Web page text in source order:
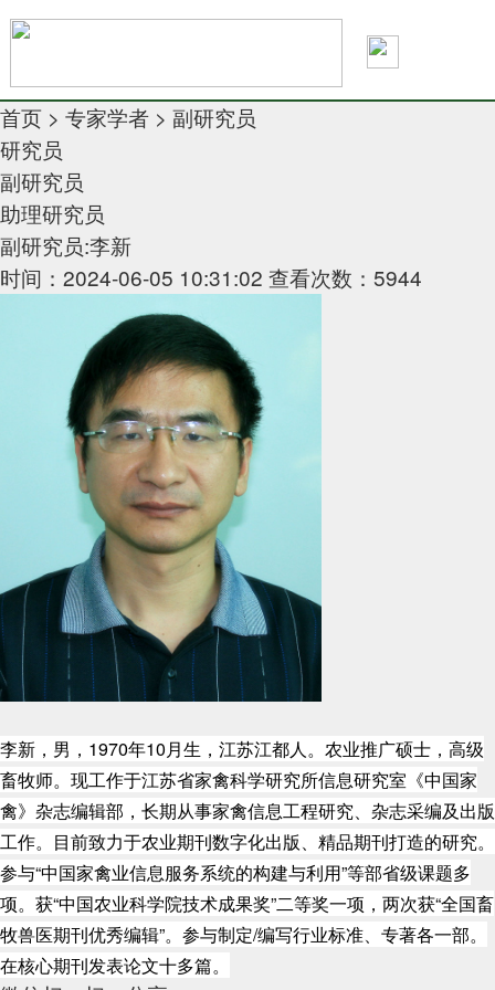
首页 > 专家学者 > 副研究员
研究员
副研究员
助理研究员
副研究员:李新
时间：2024-06-05 10:31:02 查看次数：5944
李新，男，1970年10月生，江苏江都人。农业推广硕士，高级
畜牧师。现工作于江苏省家禽科学研究所信息研究室《中国家
禽》杂志编辑部，长期从事家禽信息工程研究、杂志采编及出版
工作。目前致力于农业期刊数字化出版、精品期刊打造的研究。
参与“中国家禽业信息服务系统的构建与利用”等部省级课题多
项。获“中国农业科学院技术成果奖”二等奖一项，两次获“全国畜
牧兽医期刊优秀编辑”。参与制定/编写行业标准、专著各一部。
在核心期刊发表论文十多篇。